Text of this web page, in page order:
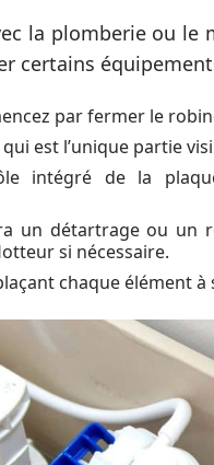
la plomberie ou le
certains
par fermer le
est l’unique partie
intégré de la
un détartrage ou un
si nécessaire.
chaque élément